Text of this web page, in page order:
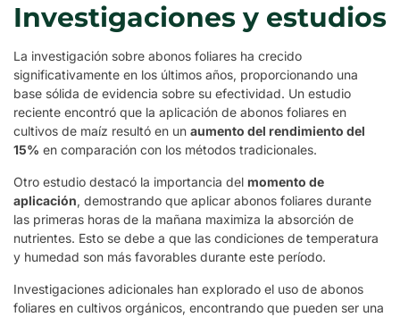
Investigaciones y estudios
La investigación sobre abonos foliares ha crecido
significativamente en los últimos años, proporcionando una
base sólida de evidencia sobre su efectividad. Un estudio
reciente encontró que la aplicación de abonos foliares en
cultivos de maíz resultó en un aumento del rendimiento del
15% en comparación con los métodos tradicionales.
Otro estudio destacó la importancia del momento de
aplicación, demostrando que aplicar abonos foliares durante
las primeras horas de la mañana maximiza la absorción de
nutrientes. Esto se debe a que las condiciones de temperatura
y humedad son más favorables durante este período.
Investigaciones adicionales han explorado el uso de abonos
foliares en cultivos orgánicos, encontrando que pueden ser una